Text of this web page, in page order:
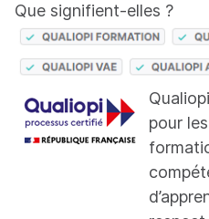
Que signifient-elles ?
pour